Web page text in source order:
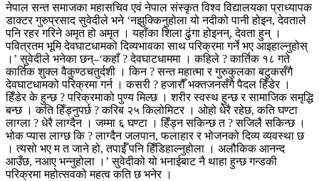
नेपाल सन्त समाजका महासचिव एवं नेपाल संस्कृत विश्व विद्यालयका प्राध्यापक
डाक्टर गुरुप्रसाद सुवेदीले भने ‘नझुक्किनुहोला यो नदीको पानी होइन, देवताले
पनि रहर गरिने अमृत हो अमृत । यहाँका शिला ढुंगा होइनन्, देवता हुन् ।
पवित्रतम भूमि देवघाटधामको दिव्यभावका साथ परिक्रमा गर्ने भए आइहाल्नुहोस्
।’ सुवेदीले भनेका छन्–‘कहाँ ? देवघाटधाममा । कहिले ? कार्तिक १८ गते
कार्तिक शुक्ल वैकुण्ठचतुर्दशी । किन ? सन्त महात्मा र गुरुकुलका बटुकसँगै
देवघाटधामको परिक्रमा गर्न । कसरी ? हजारौँ भक्तजनसँगै पैदल हिँडेर ।
हिँडेर के हुन्छ ? परिक्रमाको पुण्य मिल्छ । शरीर स्वस्थ हुन्छ र सामाजिक समृद्धि
बन्छ । कति हिँड्नुपर्छ ? करिब २५ किलोमिटर । ओहो धेरै रहेछ, कति घण्टा
लाग्ला ? धेरै लाग्दैन । जम्मा ६ घण्टा । हिँड्न सकिन्छ त ? सजिलै सकिन्छ ।
भोक प्यास लाग्छ कि ? लाग्दैन जलपान, फलाहार र भोजनको दिव्य व्यवस्था छ
। त्यसो भए म त जाने हो, तपाईँ पनि हिँडिहाल्नुहोला । अलौकिक आनन्द
आउँछ, नआए भन्नुहोला ।’ सुवेदीको यो भनाईबाट नै थाहा हुन्छ गन्डकी
परिक्रमा महोत्सवको महत्व कति छ भनेर ।